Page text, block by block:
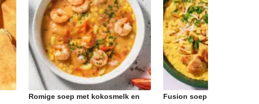
Romige soep met kokosmelk en
Fusion soep à la dahl met